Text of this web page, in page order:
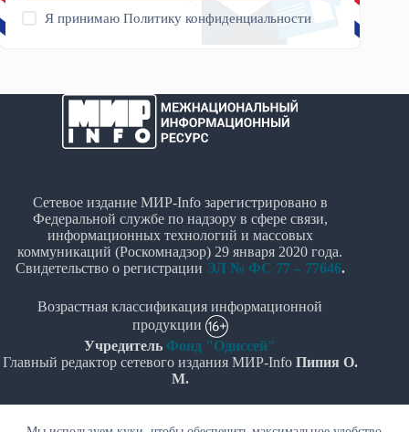
Я принимаюПолитику конфиденциальности
Сетевое издание МИР-Info зарегистрировано в
Федеральной службе по надзору в сфере связи,
информационных технологий и массовых
коммуникаций (Роскомнадзор) 29 января 2020 года.
Свидетельство о регистрации ЭЛ № ФС 77 – 77646.
Возрастная классификация информационной
продукции
Учредитель Фонд "Одиссей"
Главный редактор сетевого издания МИР-Info Пипия О.
М.